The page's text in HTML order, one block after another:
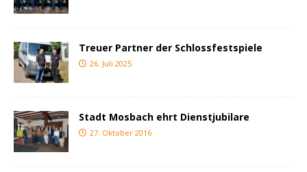
Treuer Partner der Schlossfestspiele
26. Juli 2025
Stadt Mosbach ehrt Dienstjubilare
27. Oktober 2016